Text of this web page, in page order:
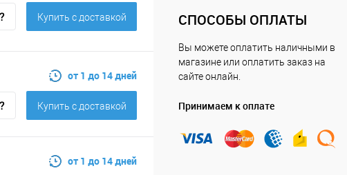
Купить c доставкой
от 1 до 14 дней
Купить c доставкой
от 1 до 14 дней
СПОСОБЫ ОПЛАТЫ
Вы можете оплатить наличными в
магазине или оплатить заказ на
сайте онлайн.
Принимаем к оплате